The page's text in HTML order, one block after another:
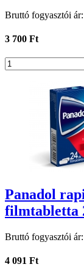
Bruttó fogyasztói ár:
3 700 Ft
Panadol
filmtabletta
Bruttó fogyasztói ár:
4 091 Ft